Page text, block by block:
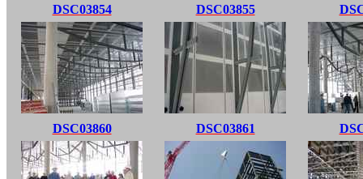
DSC03854 DSC03855
DSC03860 DSC03861